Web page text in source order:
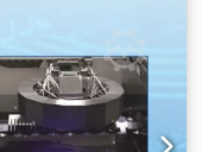
RCL UV-tunnel
UV-tunnel med 2
høyde